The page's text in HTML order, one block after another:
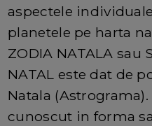
aspectele
planetele pe harta
ZODIA NATALA sau
NATAL este dat de
Natala
cunoscut in forma